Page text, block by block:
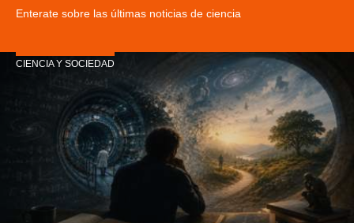
Enterate sobre las últimas noticias de ciencia
CIENCIA Y SOCIEDAD